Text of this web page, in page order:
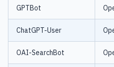
GPTBot
ChatGPT-User
OAI-SearchBot